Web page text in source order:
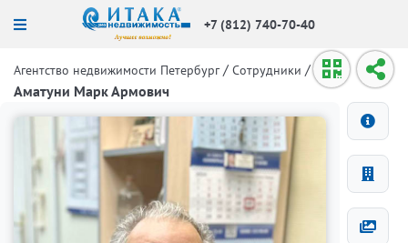
+7 (812) 740-70-40
Агентство недвижимости Петербург / Сотрудники /
Аматуни Марк Армович